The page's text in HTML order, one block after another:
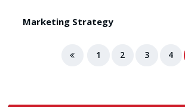
Marketing Strategy
1 2 3 4